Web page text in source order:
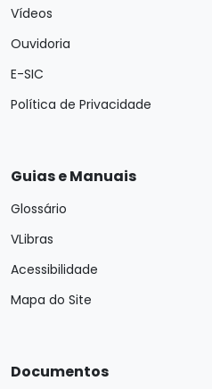
Vídeos
Ouvidoria
E-SIC
Política de Privacidade
Guias e Manuais
Glossário
VLibras
Acessibilidade
Mapa do Site
Documentos